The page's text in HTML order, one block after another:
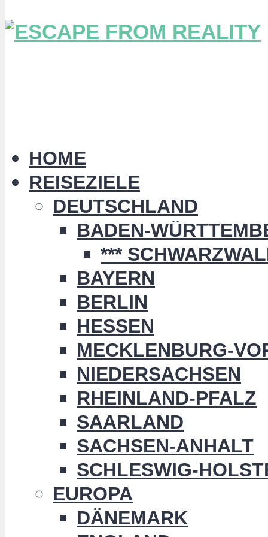
HOME
REISEZIELE
DEUTSCHLAND
BADEN-
***
BAYERN
BERLIN
HESSEN
MECKLENBURG-
NIEDERSACHSEN
RHEINLAND-PFALZ
SAARLAND
SACHSEN-ANHALT
SCHLESWIG-
EUROPA
DÄNEMARK